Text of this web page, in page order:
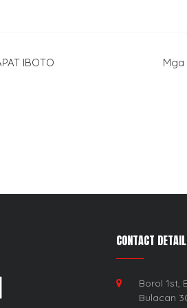
IBOTO
Mga
CONTACT
Borol 1st,
Bulacan